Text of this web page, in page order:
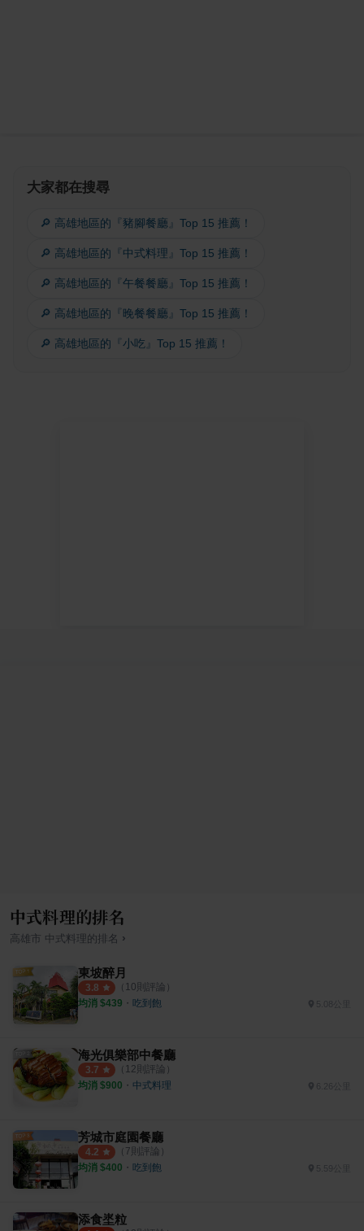
大家都在搜尋
🔎 高雄地區的『豬腳餐廳』Top 15 推薦！
🔎 高雄地區的『中式料理』Top 15 推薦！
🔎 高雄地區的『午餐餐廳』Top 15 推薦！
🔎 高雄地區的『晚餐餐廳』Top 15 推薦！
🔎 高雄地區的『小吃』Top 15 推薦！
中式料理的排名
高雄市 中式料理的排名 ›
東坡醉月
3.8 （ 10則評論）
均消 $439 ・ 吃到飽 5.08公里
海光俱樂部中餐廳
3.7 （ 12則評論）
均消 $900 ・ 中式料理
芳城市庭園餐廳
4.2 （ 7則評論）
均消 $400 ・ 吃到飽 5.59公里
添食埊粒